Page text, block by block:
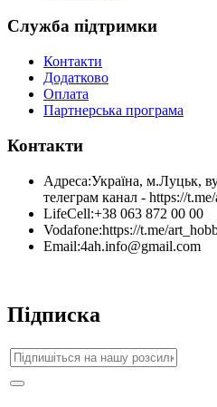
Служба підтримки
Контакти
Додатково
Оплата
Партнерська програма
Контакти
Адреса:Україна, м.Луцьк,
телеграм канал - https://
LifeCell:+38 063 872 00 00
Vodafone:https://t.me/
Email:4ah.info@gmail.com
Підписка